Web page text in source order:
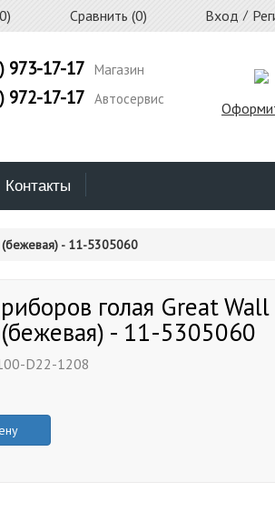
0) Сравнить (0) Вход /
973-17-17 Магазин
972-17-17 Автосервис
Контакты
- 11-5305060
голая Great Wall
- 11-5305060
D22-1208